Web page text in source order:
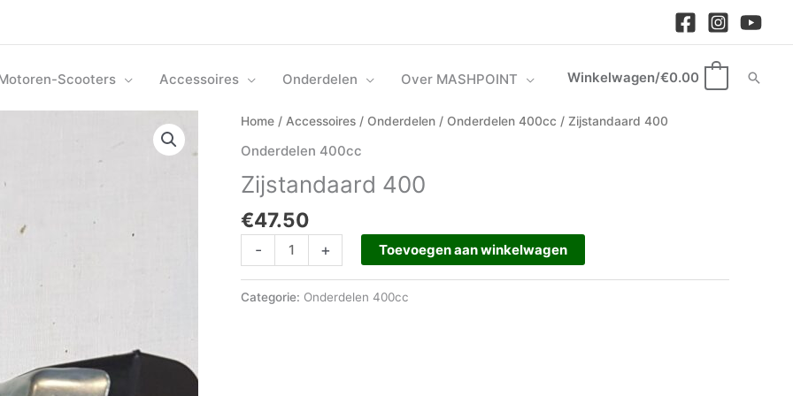
Scooters Accessoires Onderdelen Over MASHPOINT Winkelwagen/€0.00
Home / Accessoires / Onderdelen / Onderdelen 400cc / Zijstandaard 400
Onderdelen 400cc
Zijstandaard 400
€47.50
-
Zijstandaard
+ Toevoegen aan winkelwagen
Categorie: Onderdelen 400cc